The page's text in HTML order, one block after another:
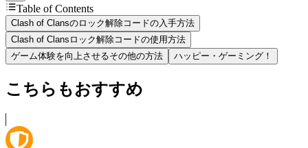
Table of Contents
Clash of Clansのロック解除コードの入手方法
Clash of Clansロック解除コードの使用方法
ゲーム体験を向上させるその他の方法
ハッピー・ゲーミング！
こちらもおすすめ